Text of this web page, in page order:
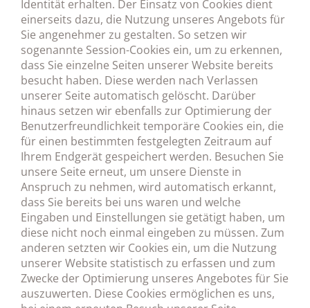
Identität erhalten. Der Einsatz von Cookies dient
einerseits dazu, die Nutzung unseres Angebots für
Sie angenehmer zu gestalten. So setzen wir
sogenannte Session-Cookies ein, um zu erkennen,
dass Sie einzelne Seiten unserer Website bereits
besucht haben. Diese werden nach Verlassen
unserer Seite automatisch gelöscht. Darüber
hinaus setzen wir ebenfalls zur Optimierung der
Benutzerfreundlichkeit temporäre Cookies ein, die
für einen bestimmten festgelegten Zeitraum auf
Ihrem Endgerät gespeichert werden. Besuchen Sie
unsere Seite erneut, um unsere Dienste in
Anspruch zu nehmen, wird automatisch erkannt,
dass Sie bereits bei uns waren und welche
Eingaben und Einstellungen sie getätigt haben, um
diese nicht noch einmal eingeben zu müssen. Zum
anderen setzten wir Cookies ein, um die Nutzung
unserer Website statistisch zu erfassen und zum
Zwecke der Optimierung unseres Angebotes für Sie
auszuwerten. Diese Cookies ermöglichen es uns,